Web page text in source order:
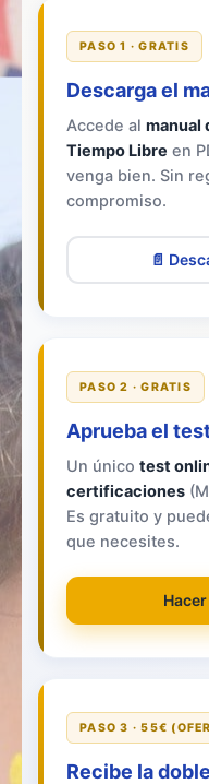
PASO 1 · GRATIS
Descarga el
Accede al manual
Tiempo Libre en
venga bien. Sin
compromiso.
📄
PASO 2 · GRATIS
Aprueba el
Un único test
certificaciones
Es gratuito y
que necesites.
PASO 3 · 55€
Recibe la